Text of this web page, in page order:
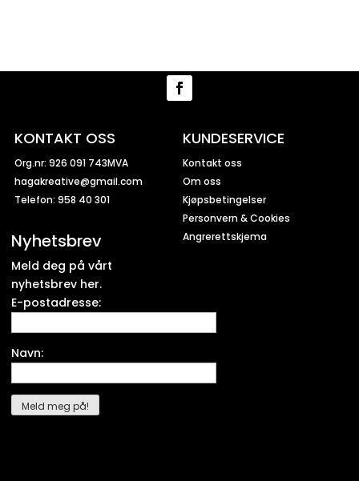
KONTAKT OSS
Org.nr: 926 091 743MVA
hagakreative@gmail.com
Telefon: 958 40 301
Nyhetsbrev
Meld deg på vårt
nyhetsbrev her.
E-postadresse:
Navn:
KUNDESERVICE
Kontakt oss
Om oss
Kjøpsbetingelser
Personvern & Cookies
Angrerettskjema